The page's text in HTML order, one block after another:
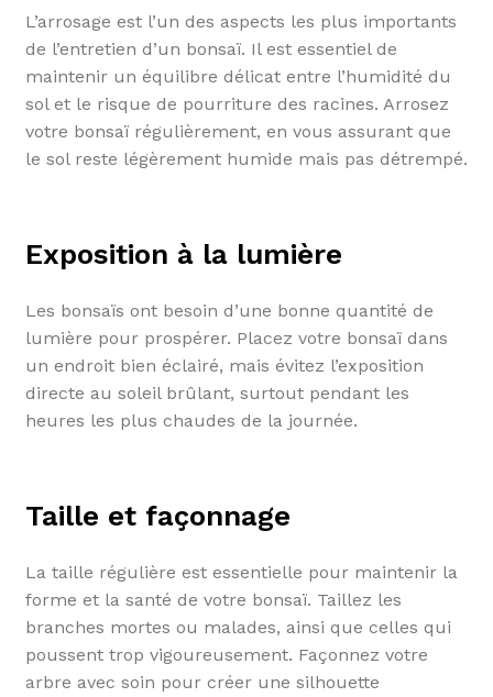
L’arrosage est l’un des aspects les plus importants
de l’entretien d’un bonsaï. Il est essentiel de
maintenir un équilibre délicat entre l’humidité du
sol et le risque de pourriture des racines. Arrosez
votre bonsaï régulièrement, en vous assurant que
le sol reste légèrement humide mais pas détrempé.
Exposition à la lumière
Les bonsaïs ont besoin d’une bonne quantité de
lumière pour prospérer. Placez votre bonsaï dans
un endroit bien éclairé, mais évitez l’exposition
directe au soleil brûlant, surtout pendant les
heures les plus chaudes de la journée.
Taille et façonnage
La taille régulière est essentielle pour maintenir la
forme et la santé de votre bonsaï. Taillez les
branches mortes ou malades, ainsi que celles qui
poussent trop vigoureusement. Façonnez votre
arbre avec soin pour créer une silhouette